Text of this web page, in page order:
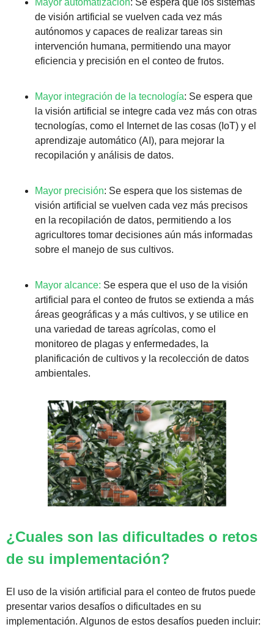
de visión artificial se vuelven cada vez más
autónomos y capaces de realizar tareas sin
intervención humana, permitiendo una mayor
eficiencia y precisión en el conteo de frutos.
Mayor integración de la tecnología: Se espera que
la visión artificial se integre cada vez más con otras
tecnologías, como el Internet de las cosas (IoT) y el
aprendizaje automático (AI), para mejorar la
recopilación y análisis de datos.
Mayor precisión: Se espera que los sistemas de
visión artificial se vuelven cada vez más precisos
en la recopilación de datos, permitiendo a los
agricultores tomar decisiones aún más informadas
sobre el manejo de sus cultivos.
Mayor alcance: Se espera que el uso de la visión
artificial para el conteo de frutos se extienda a más
áreas geográficas y a más cultivos, y se utilice en
una variedad de tareas agrícolas, como el
monitoreo de plagas y enfermedades, la
planificación de cultivos y la recolección de datos
ambientales.
¿Cuales son las dificultades o retos
de su implementación?
El uso de la visión artificial para el conteo de frutos puede
presentar varios desafíos o dificultades en su
implementación. Algunos de estos desafíos pueden incluir: